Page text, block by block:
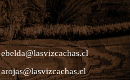
ebelda@lasvizcachas.cl
arojas@lasvizcachas.cl